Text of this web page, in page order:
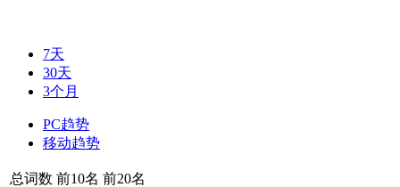
7天
30天
3个月
PC趋势
移动趋势
总词数 前10名 前20名